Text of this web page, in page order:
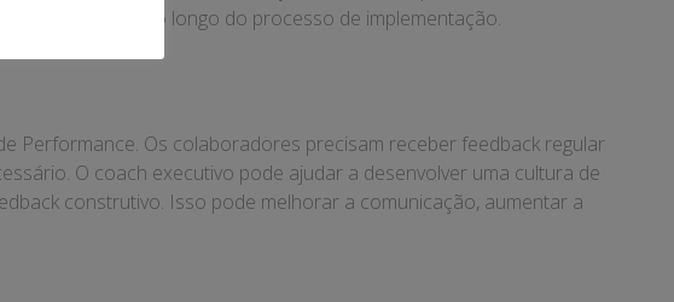
e suporte ao longo do processo de implementação.
Performance. Os colaboradores precisam receber feedback regular
O coach executivo pode ajudar a desenvolver uma cultura de
construtivo. Isso pode melhorar a comunicação, aumentar a